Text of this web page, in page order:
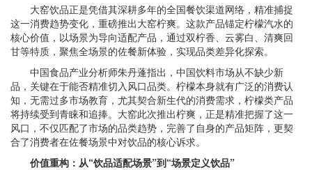
大窑饮品正是凭借其深耕多年的全国餐饮渠道网络，精准捕捉
这一消费趋势变化，重磅推出大窑柠爽。这款产品锚定柠檬汽水的
核心价值，以场景为导向适配产品，通过双柠香、云雾白、清爽回
甘等特质，聚焦全场景的佐餐新体验，实现品类差异化探索。
中国食品产业分析师朱丹蓬指出，中国饮料市场从不缺少新
品，关键在于能否精准切入风口品类。柠檬本身就有广泛的消费认
知，无需过多市场教育，尤其契合新生代的消费需求，柠檬类产品
将持续受到青睐和追捧。大窑此次推出柠爽，正是精准把握了这一
风口，不仅匹配了市场的品类趋势，完善了自身的产品矩阵，更契
合了消费者在佐餐场景中对饮品的核心诉求。
价值重构：从“饮品适配场景”到“场景定义饮品”